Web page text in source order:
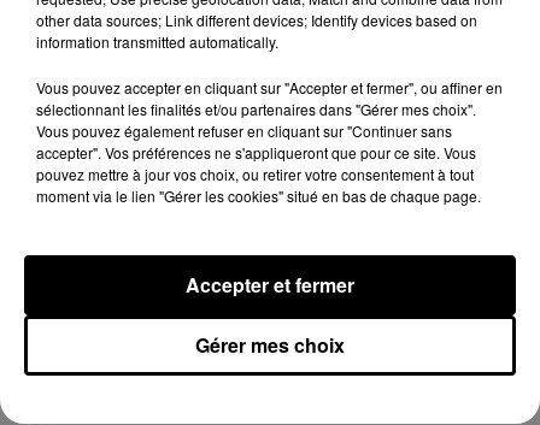
other data sources; Link different devices; Identify devices based on
information transmitted automatically.
Vous pouvez accepter en cliquant sur "Accepter et fermer", ou affiner en
sélectionnant les finalités et/ou partenaires dans "Gérer mes choix".
Vous pouvez également refuser en cliquant sur "Continuer sans
accepter". Vos préférences ne s'appliqueront que pour ce site. Vous
pouvez mettre à jour vos choix, ou retirer votre consentement à tout
moment via le lien "Gérer les cookies" situé en bas de chaque page.
Gérer mes choix
Accepter et fermer